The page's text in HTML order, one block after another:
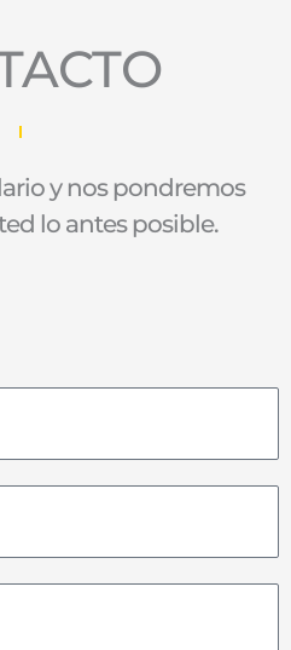
y nos pondremos
lo antes posible.